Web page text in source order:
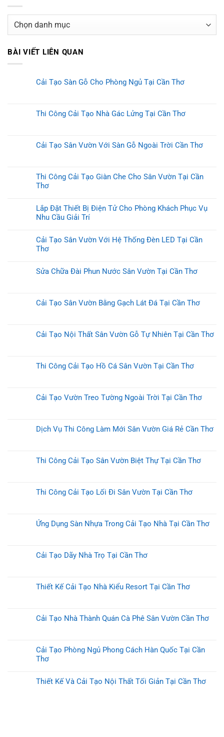
mục
BÀI VIẾT LIÊN QUAN
Cải Tạo Sàn Gỗ Cho Phòng Ngủ Tại Cần Thơ
Thi Công Cải Tạo Nhà Gác Lửng Tại Cần Thơ
Cải Tạo Sân Vườn Với Sàn Gỗ Ngoài Trời Cần Thơ
Thi Công Cải Tạo Giàn Che Cho Sân Vườn Tại Cần
Thơ
Lắp Đặt Thiết Bị Điện Tử Cho Phòng Khách Phục Vụ
Nhu Cầu Giải Trí
Cải Tạo Sân Vườn Với Hệ Thống Đèn LED Tại Cần
Thơ
Sửa Chữa Đài Phun Nước Sân Vườn Tại Cần Thơ
Cải Tạo Sân Vườn Bằng Gạch Lát Đá Tại Cần Thơ
Cải Tạo Nội Thất Sân Vườn Gỗ Tự Nhiên Tại Cần Thơ
Thi Công Cải Tạo Hồ Cá Sân Vườn Tại Cần Thơ
Cải Tạo Vườn Treo Tường Ngoài Trời Tại Cần Thơ
Dịch Vụ Thi Công Làm Mới Sân Vườn Giá Rẻ Cần Thơ
Thi Công Cải Tạo Sân Vườn Biệt Thự Tại Cần Thơ
Thi Công Cải Tạo Lối Đi Sân Vườn Tại Cần Thơ
Ứng Dụng Sàn Nhựa Trong Cải Tạo Nhà Tại Cần Thơ
Cải Tạo Dãy Nhà Trọ Tại Cần Thơ
Thiết Kế Cải Tạo Nhà Kiểu Resort Tại Cần Thơ
Cải Tạo Nhà Thành Quán Cà Phê Sân Vườn Cần Thơ
Cải Tạo Phòng Ngủ Phong Cách Hàn Quốc Tại Cần
Thơ
Thiết Kế Và Cải Tạo Nội Thất Tối Giản Tại Cần Thơ